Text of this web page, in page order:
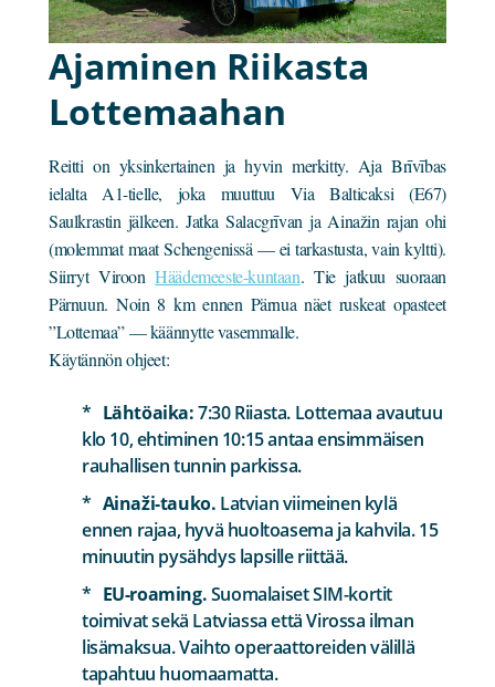
Ajaminen Riikasta
Lottemaahan
Reitti on yksinkertainen ja hyvin merkitty. Aja Brīvības
ielalta A1-tielle, joka muuttuu Via Balticaksi (E67)
Saulkrastin jälkeen. Jatka Salacgrīvan ja Ainažin rajan ohi
(molemmat maat Schengenissä — ei tarkastusta, vain kyltti).
Siirryt ViroonHäädemeeste-kuntaan. Tie jatkuu suoraan
Pärnuun. Noin 8 km ennen Pärnua näet ruskeat opasteet
”Lottemaa” — käännytte vasemmalle.
Käytännön ohjeet:
Lähtöaika:7:30 Riiasta. Lottemaa avautuu
klo 10, ehtiminen 10:15 antaa ensimmäisen
rauhallisen tunnin parkissa.
Ainaži-tauko. Latvian viimeinen kylä
ennen rajaa, hyvä huoltoasema ja kahvila. 15
minuutin pysähdys lapsille riittää.
EU-roaming.Suomalaiset SIM-kortit
toimivat sekä Latviassa että Virossa ilman
lisämaksua. Vaihto operaattoreiden välillä
tapahtuu huomaamatta.